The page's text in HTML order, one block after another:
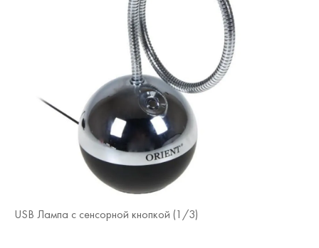
USB Лампа с сенсорной кнопкой (1 /3)